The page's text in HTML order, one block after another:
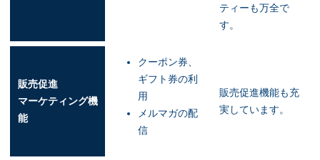
ティーも万全で
す。
販売促進
マーケティング機
能
クーポン券、
ギフト券の利
用
メルマガの配
信
販売促進機能も充
実しています。